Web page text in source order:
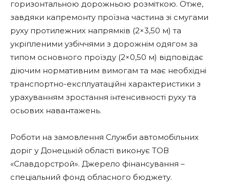
горизонтальною дорожньою розміткою. Отже,
завдяки капремонту проїзна частина зі смугами
руху протилежних напрямків (2×3,50 м) та
укріпленими узбіччями з дорожнім одягом за
типом основного проїзду (2×0,50 м) відповідає
діючим нормативним вимогам та має необхідні
транспортно-експлуатаційні характеристики з
урахуванням зростання інтенсивності руху та
осьових навантажень.
Роботи на замовлення Служби автомобільних
доріг у Донецькій області виконує ТОВ
«Славдорстрой». Джерело фінансування –
спеціальний фонд обласного бюджету.